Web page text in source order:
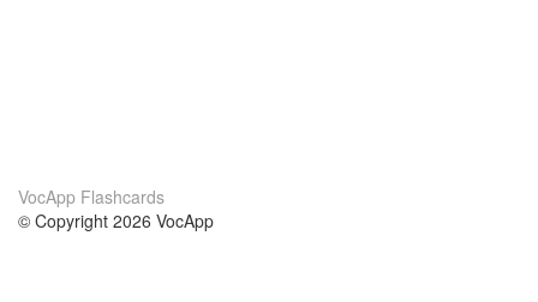
VocApp Flashcards
© Copyright 2026 VocApp